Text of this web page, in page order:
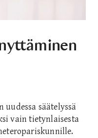
uudessa säätelyssä
vain tietynlaisesta